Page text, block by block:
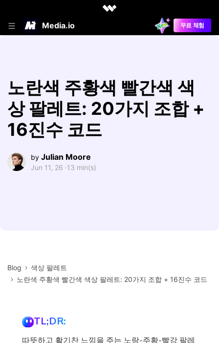
Media.io 무료 체험
노란색 주황색 빨간색 색
상 팔레트: 20가지 조합 +
16진수 코드
by Julian Moore
Jun 11, 26 ·13 min(s)
Blog
색상 팔레트
노란색 주황색 빨간색 색상 팔레트: 20가지 조합 + 16진수 코드
TL;DR:
따뜻하고 활기찬 느낌을 주는 노랑-주황-빨강 팔레